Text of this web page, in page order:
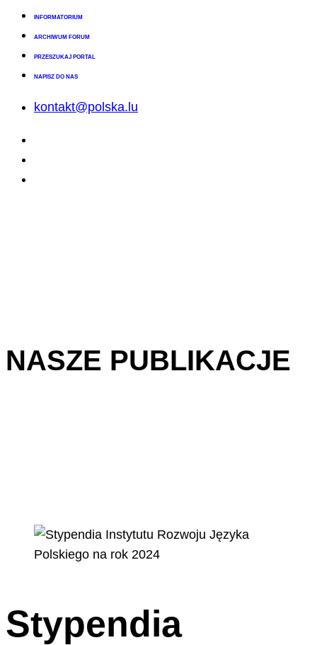
INFORMATORIUM
ARCHIWUM FORUM
PRZESZUKAJ PORTAL
NAPISZ DO NAS
kontakt@polska.lu
NASZE PUBLIKACJE
Stypendia